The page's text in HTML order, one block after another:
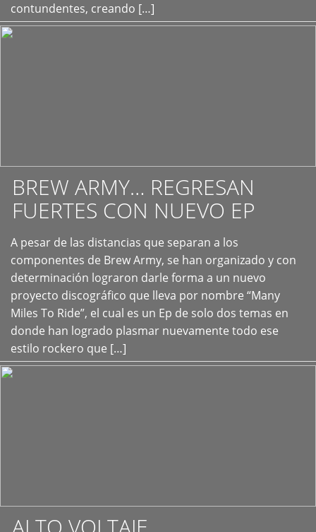
contundentes, creando […]
BREW ARMY… REGRESAN
FUERTES CON NUEVO EP
A pesar de las distancias que separan a los
componentes de Brew Army, se han organizado y con
determinación lograron darle forma a un nuevo
proyecto discográfico que lleva por nombre “Many
Miles To Ride”, el cual es un Ep de solo dos temas en
donde han logrado plasmar nuevamente todo ese
estilo rockero que […]
+